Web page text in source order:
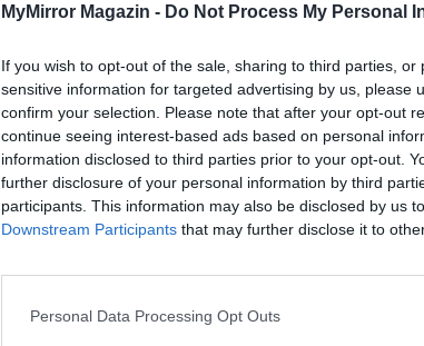
MyMirror Magazin - Do Not Process My Personal
If you wish to opt-out of the sale, sharing to third parties,
sensitive information for targeted advertising by us, please
confirm your selection. Please note that after your opt-out
continue seeing interest-based ads based on personal
information disclosed to third parties prior to your opt-out.
further disclosure of your personal information by third
participants. This information may also be disclosed by us
Downstream Participants that may further disclose it to
Personal Data Processing Opt Outs